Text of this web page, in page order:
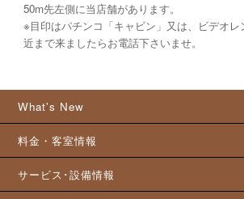
50m先左側に当店舗があります。
※目印はパチンコ「キャビン」又は、ビデオ
近まで来ましたらお電話下さいませ。
What's New
料金・客室情報
サービス･設備情報